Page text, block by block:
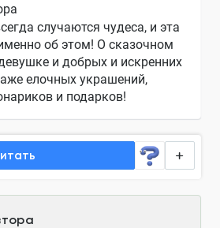
случаются чудеса, и эта
об этом! О сказочном
и добрых и искренних
елочных украшений,
и подарков!